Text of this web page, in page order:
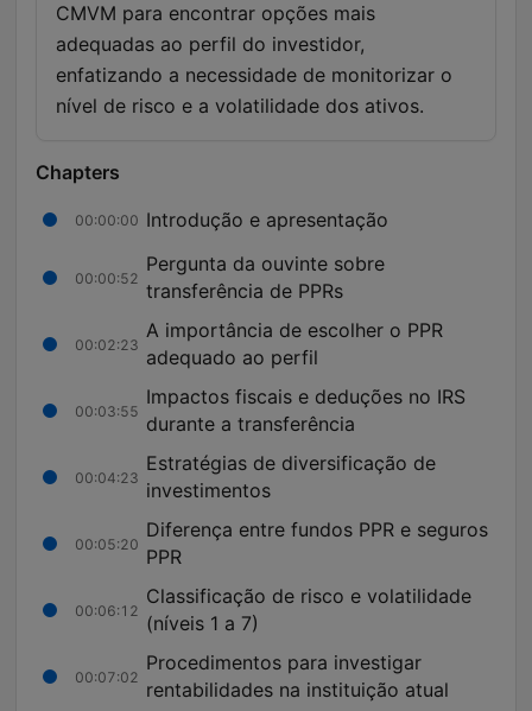
CMVM para encontrar opções mais
adequadas ao perfil do investidor,
enfatizando a necessidade de monitorizar o
nível de risco e a volatilidade dos ativos.
Chapters
00:00:00 Introdução e apresentação
00:00:52
Pergunta da ouvinte sobre
transferência de PPRs
00:02:23
A importância de escolher o PPR
adequado ao perfil
00:03:55
Impactos fiscais e deduções no IRS
durante a transferência
00:04:23
Estratégias de diversificação de
investimentos
00:05:20
Diferença entre fundos PPR e seguros
PPR
00:06:12
Classificação de risco e volatilidade
(níveis 1 a 7)
00:07:02
Procedimentos para investigar
rentabilidades na instituição atual